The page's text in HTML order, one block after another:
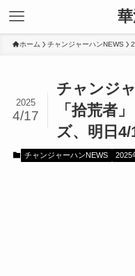
ホーム チャンジャーハンNEWS
チャンジ
「拾荒者
ズ、明日4/
2025
4/17
チャンジャーハンNEWS 2025